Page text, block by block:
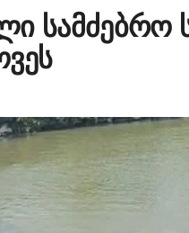
სამძებრო